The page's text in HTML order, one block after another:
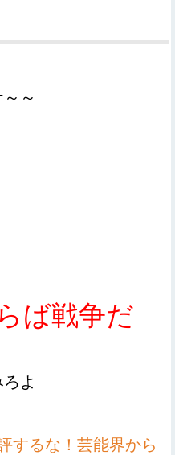
～
ば戦争だ
よ
するな！芸能界から